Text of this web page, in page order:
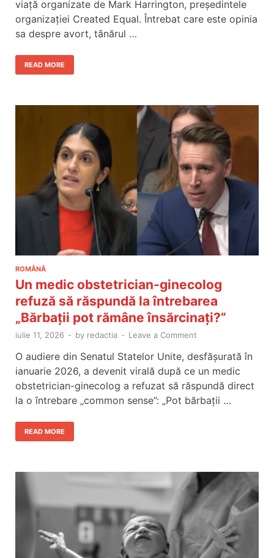
viață organizate de Mark Harrington, președintele
organizației Created Equal. Întrebat care este opinia
sa despre avort, tânărul …
READ MORE
ROMÂNĂ
Un medic obstetrician-ginecolog
refuză să răspundă la întrebarea
„Bărbații pot rămâne însărcinați?”
iulie 11, 2026 - by redactia - Leave a Comment
O audiere din Senatul Statelor Unite, desfășurată în
ianuarie 2026, a devenit virală după ce un medic
obstetrician-ginecolog a refuzat să răspundă direct
la o întrebare „common sense”: „Pot bărbații …
READ MORE